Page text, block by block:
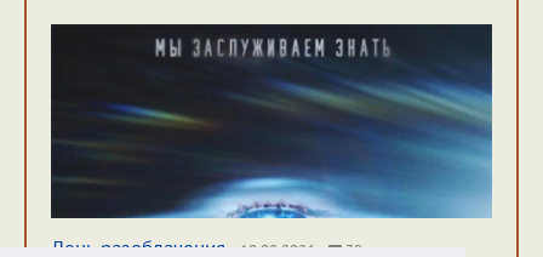
День разоблачения 10.08.2026 39